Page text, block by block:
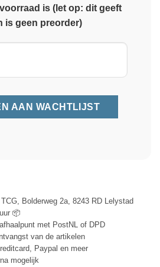
is (let op: dit geeft
is geen preorder)
Bolderweg 2a, 8243 RD Lelystad
📦
met PostNL of DPD
van de artikelen
Paypal en meer
mogelijk